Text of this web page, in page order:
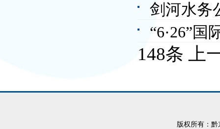
剑河水务
“6·26”
148条 上
版权所有：